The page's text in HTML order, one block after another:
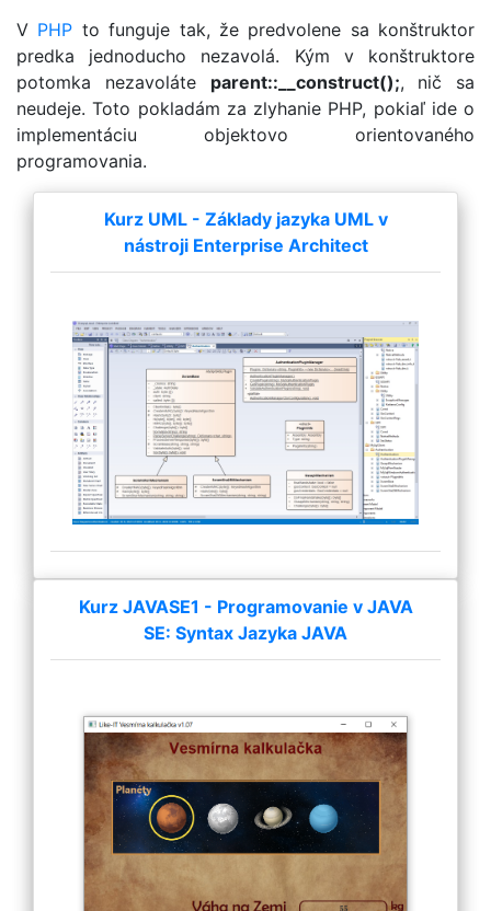
V PHP to funguje tak, že predvolene sa konštruktor
predka jednoducho nezavolá. Kým v konštruktore
potomka nezavoláte parent::__construct();, nič sa
neudeje. Toto pokladám za zlyhanie PHP, pokiaľ ide o
implementáciu objektovo orientovaného
programovania.
Kurz UML - Základy jazyka UML v
nástroji Enterprise Architect
Kurz JAVASE1 - Programovanie v JAVA
SE: Syntax Jazyka JAVA